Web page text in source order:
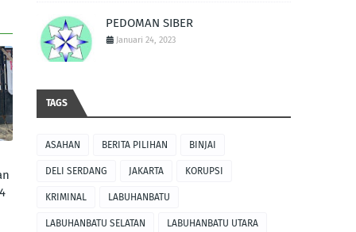
PEDOMAN SIBER
Januari 24, 2023
TAGS
ASAHAN BERITA PILIHAN BINJAI
DELI SERDANG JAKARTA KORUPSI
KRIMINAL LABUHANBATU
LABUHANBATU SELATAN LABUHANBATU UTARA